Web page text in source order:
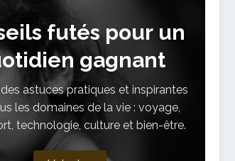
futés pour un
gagnant
astuces pratiques et inspirantes
les domaines de la vie : voyage,
technologie, culture et bien-être.